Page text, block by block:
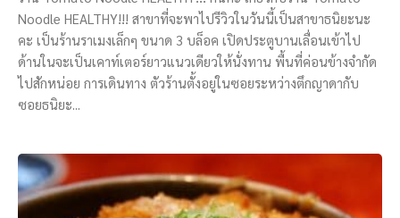
Noodle HEALTHY!!! สาขาที่จะพาไปรีวิวในวันนี้เป็นสาขาธนิยะนะ
คะ เป็นร้านราเมงเล็กๆ ขนาด 3 บล็อค เปิดประตูบานเลื่อนเข้าไป
ด้านในจะเป็นเคาท์เตอร์ยาวแนวเดียวให้นั่งทาน พื้นที่ค่อนข้างจำกัด
ไปสักหน่อย การเดินทาง ตัวร้านตั้งอยู่ในซอยระหว่างตึกญาดากับ
ซอยธนิยะ...